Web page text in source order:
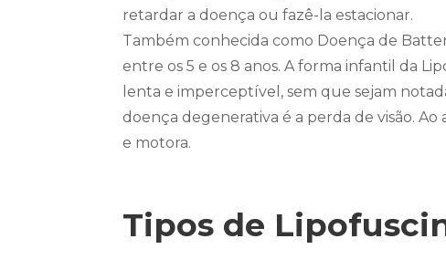
retardar a doença ou fazê-la estacionar.
Também conhecida como Doença de
entre os 5 e os 8 anos. A forma infantil da
lenta e imperceptível, sem que sejam
doença degenerativa é a perda de visão. Ao
e motora.
Tipos de